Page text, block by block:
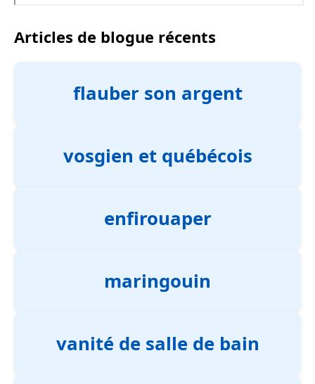
Articles de blogue récents
flauber son argent
vosgien et québécois
enfirouaper
maringouin
vanité de salle de bain